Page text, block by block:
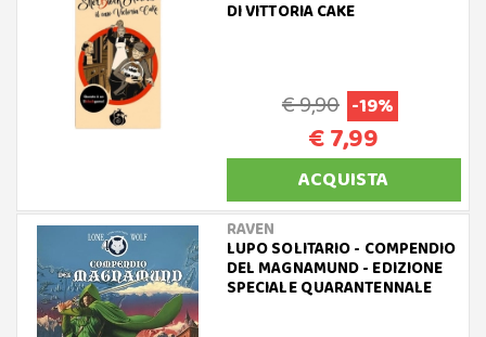
DI VITTORIA CAKE
€ 9,90 -19%
€ 7,99
ACQUISTA
RAVEN
LUPO SOLITARIO - COMPENDIO
DEL MAGNAMUND - EDIZIONE
SPECIALE QUARANTENNALE